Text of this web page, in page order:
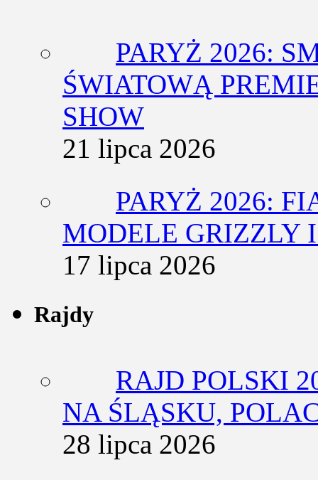
PARYŻ 2026:
ŚWIATOWĄ
SHOW
21 lipca 2026
PARYŻ 2026:
MODELE GRIZZLY
17 lipca 2026
Rajdy
RAJD POLSKI
NA ŚLĄSKU,
28 lipca 2026